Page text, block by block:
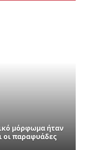
μόρφωμα ήταν
οι παραφυάδες